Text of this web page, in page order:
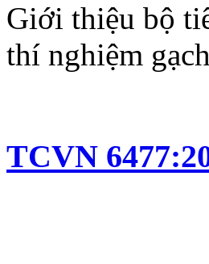
Giới thiệu bộ
thí nghiệm
TCVN